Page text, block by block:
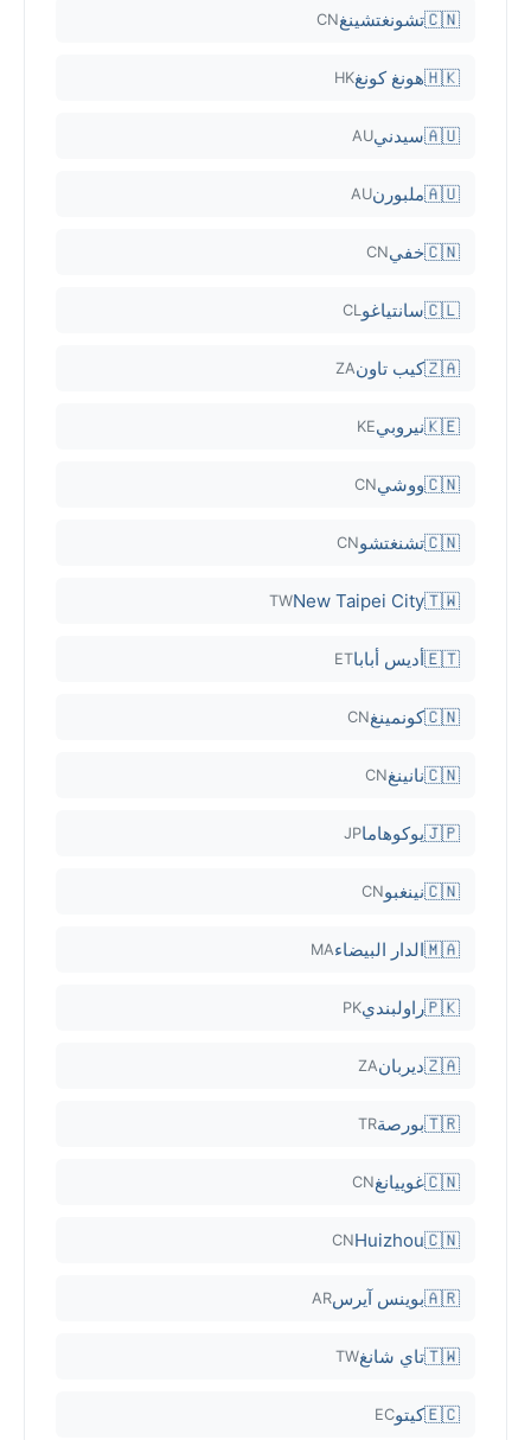
🇨🇳تشونغتشينغCN
🇭🇰هونغ كونغHK
🇦🇺سيدنيAU
🇦🇺ملبورنAU
🇨🇳خفيCN
🇨🇱سانتياغوCL
🇿🇦كيب تاونZA
🇰🇪نيروبيKE
🇨🇳ووشيCN
🇨🇳تشنغتشوCN
🇹🇼
New Taipei City
TW
🇪🇹أديس أباباET
🇨🇳كونمينغCN
🇨🇳نانينغCN
🇯🇵يوكوهاماJP
🇨🇳نينغبوCN
🇲🇦الدار البيضاءMA
🇵🇰راولبنديPK
🇿🇦ديربانZA
🇹🇷بورصةTR
🇨🇳غوييانغCN
🇨🇳
Huizhou
CN
🇦🇷بوينس آيرسAR
🇹🇼تاي شانغTW
🇪🇨كيتوEC